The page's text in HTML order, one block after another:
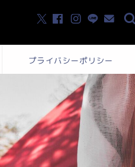
プライバシーポリシー